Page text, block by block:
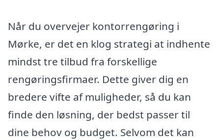
Når du overvejer kontorrengøring i
Mørke, er det en klog strategi at indhente
mindst tre tilbud fra forskellige
rengøringsfirmaer. Dette giver dig en
bredere vifte af muligheder, så du kan
finde den løsning, der bedst passer til
dine behov og budget. Selvom det kan